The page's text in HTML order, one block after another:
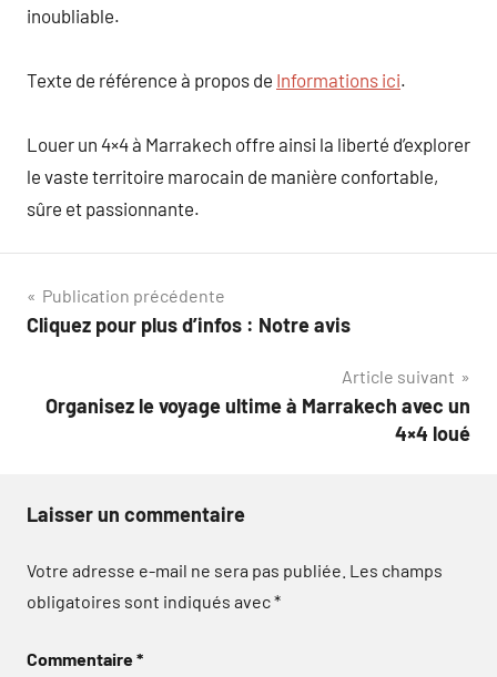
inoubliable.
Texte de référence à propos de Informations ici.
Louer un 4×4 à Marrakech offre ainsi la liberté d’explorer
le vaste territoire marocain de manière confortable,
sûre et passionnante.
Navigation
de
Publication précédente
Cliquez pour plus d’infos : Notre avis
Article suivant
Organisez le voyage ultime à Marrakech avec un
4×4 loué
Laisser un commentaire
Votre adresse e-mail ne sera pas publiée. Les champs
obligatoires sont indiqués avec*
Commentaire*